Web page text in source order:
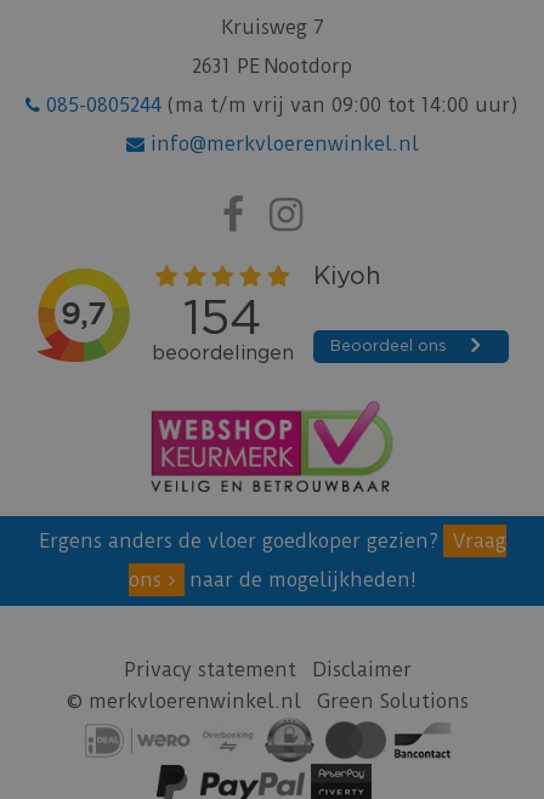
Kruisweg 7
2631 PE Nootdorp
085-0805244 (ma t/m vrij van 09:00 tot 14:00 uur)
info@merkvloerenwinkel.nl
Ergens anders de vloer goedkoper gezien?
Vraag
ons
naar de mogelijkheden!
Privacy statement
Disclaimer
© merkvloerenwinkel.nl
Green Solutions